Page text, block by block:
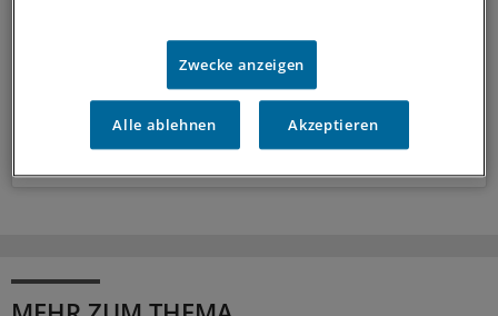
14-tägig, donnerstags
Zum Abonnieren bitte anmelden
Zwecke anzeigen
Alle ablehnen Akzeptieren